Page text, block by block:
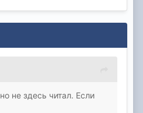
не здесь читал. Если